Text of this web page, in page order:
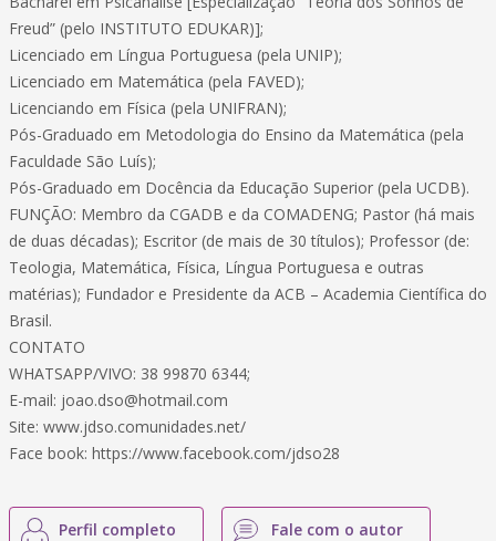
Freud” (pelo INSTITUTO EDUKAR)];
Licenciado em Língua Portuguesa (pela UNIP);
Licenciado em Matemática (pela FAVED);
Licenciando em Física (pela UNIFRAN);
Pós-Graduado em Metodologia do Ensino da Matemática (pela
Faculdade São Luís);
Pós-Graduado em Docência da Educação Superior (pela UCDB).
FUNÇÃO: Membro da CGADB e da COMADENG; Pastor (há mais
de duas décadas); Escritor (de mais de 30 títulos); Professor (de:
Teologia, Matemática, Física, Língua Portuguesa e outras
matérias); Fundador e Presidente da ACB – Academia Científica do
Brasil.
CONTATO
WHATSAPP/VIVO: 38 99870 6344;
E-mail: joao.dso@hotmail.com
Site: www.jdso.comunidades.net/
Face book: https://www.facebook.com/jdso28
Perfil completo Fale com o autor